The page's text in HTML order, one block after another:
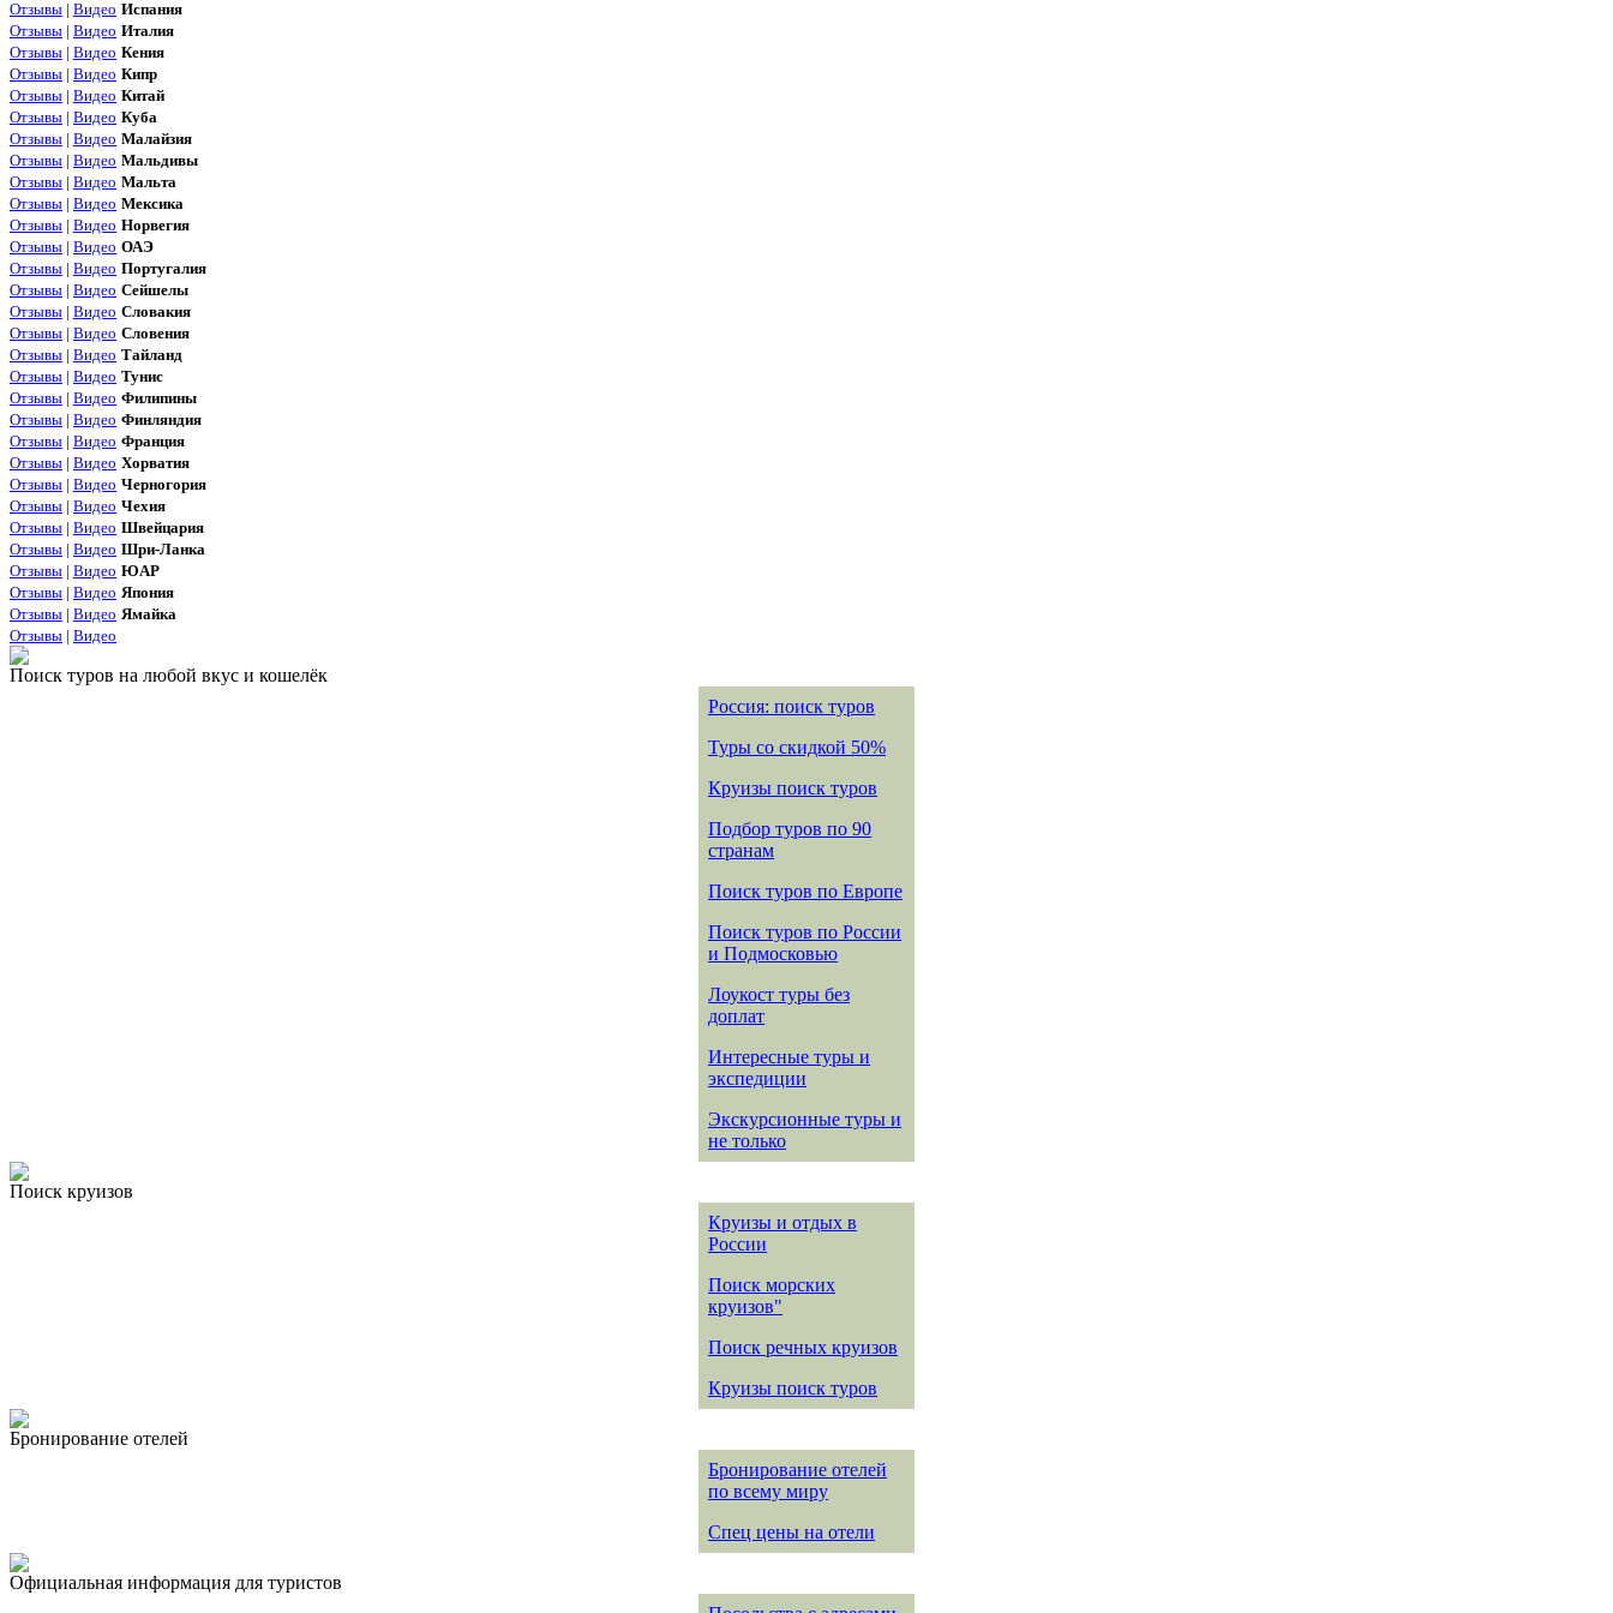
Отзывы | Видео Испания
Отзывы | Видео Италия
Отзывы | Видео Кения
Отзывы | Видео Кипр
Отзывы | Видео Китай
Отзывы | Видео Куба
Отзывы | Видео Малайзия
Отзывы | Видео Мальдивы
Отзывы | Видео Мальта
Отзывы | Видео Мексика
Отзывы | Видео Норвегия
Отзывы | Видео ОАЭ
Отзывы | Видео Португалия
Отзывы | Видео Сейшелы
Отзывы | Видео Словакия
Отзывы | Видео Словения
Отзывы | Видео Тайланд
Отзывы | Видео Тунис
Отзывы | Видео Филипины
Отзывы | Видео Финляндия
Отзывы | Видео Франция
Отзывы | Видео Хорватия
Отзывы | Видео Черногория
Отзывы | Видео Чехия
Отзывы | Видео Швейцария
Отзывы | Видео Шри-Ланка
Отзывы | Видео ЮАР
Отзывы | Видео Япония
Отзывы | Видео Ямайка
Отзывы | Видео
Поиск туров на любой вкус и кошелёк
Россия: поиск туров
Туры со скидкой 50%
Круизы поиск туров
Подбор туров по 90
странам
Поиск туров по Европе
Поиск туров по России
и Подмосковью
Лоукост туры без
доплат
Интересные туры и
экспедиции
Экскурсионные туры и
не только
Поиск круизов
Круизы и отдых в
России
Поиск морских
круизов"
Поиск речных круизов
Круизы поиск туров
Бронирование отелей
Бронирование отелей
по всему миру
Спец цены на отели
Официальная информация для туристов